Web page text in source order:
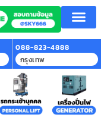
088-823-4888
กรุงเทพ